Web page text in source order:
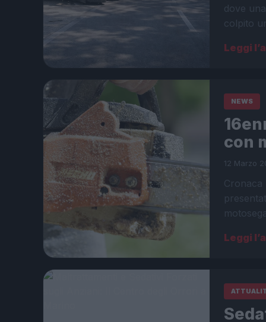
dove
colpito
Leggi
NEWS
con
12 Marzo
Cronaca
Leggi